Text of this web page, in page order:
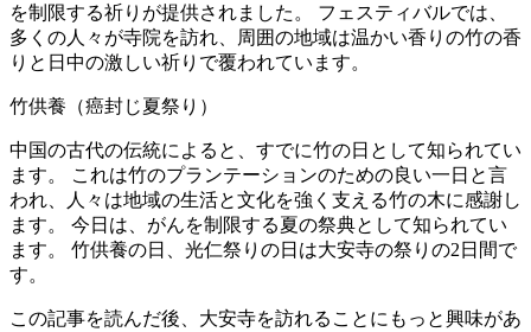
を制限する祈りが提供されました。 フェスティバルでは、
多くの人々が寺院を訪れ、周囲の地域は温かい香りの竹の香
りと日中の激しい祈りで覆われています。
竹供養（癌封じ夏祭り）
中国の古代の伝統によると、すでに竹の日として知られてい
ます。 これは竹のプランテーションのための良い一日と言
われ、人々は地域の生活と文化を強く支える竹の木に感謝し
ます。 今日は、がんを制限する夏の祭典として知られてい
ます。 竹供養の日、光仁祭りの日は大安寺の祭りの2日間で
す。
この記事を読んだ後、大安寺を訪れることにもっと興味があ